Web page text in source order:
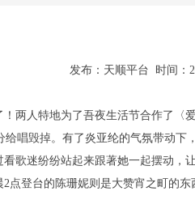
发布：天顺平台 时间：
两人特地为了吾夜生活节合作了〈
唱毁掉。有了炎亚纶的气氛带动下
歌迷纷纷站起来跟著她一起摆动，
点登台的陈珊妮则是大赞宵之町的东